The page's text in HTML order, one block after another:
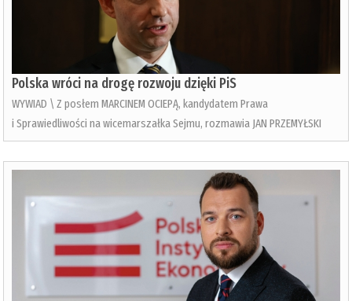
Polska wróci na drogę rozwoju dzięki PiS
WYWIAD \ Z posłem MARCINEM OCIEPĄ, kandydatem Prawa
i Sprawiedliwości na wicemarszałka Sejmu, rozmawia JAN PRZEMYŁSKI